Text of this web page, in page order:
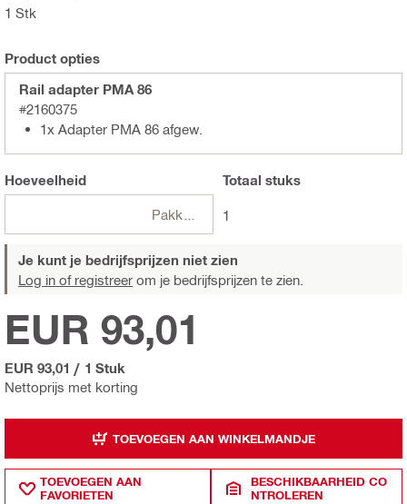
1 Stk
Product opties
Rail adapter PMA 86
#2160375
1x Adapter PMA 86 afgew.
Hoeveelheid
Pakketten
Totaal stuks
1
Je kunt je bedrijfsprijzen niet zien
Log in of registreer om je bedrijfsprijzen te zien.
Nettoprijs met korting
EUR 93,01
EUR 93,01 / 1 Stuk
TOEVOEGEN AAN WINKELMANDJE
TOEVOEGEN AAN
FAVORIETEN
BESCHIKBAARHEID CO
NTROLEREN